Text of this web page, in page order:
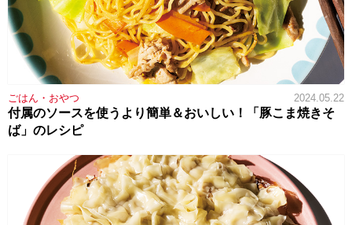
ごはん・おやつ 2024.05.22
付属のソースを使うより簡単＆おいしい！「豚こま焼きそ
ば」のレシピ